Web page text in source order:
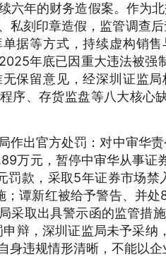
六年的财务造假案。作为
私刻印章造假，监管调查
据等方式，持续虚构销
年底已因重大违法被
保留意见，经深圳证监
序、存货监盘等八大核心
作出官方处罚：对中审华
万元，暂停中审华从事
罚款，采取5年证券市场
；谭新红被给予警告、并
采取出具警示函的监管措
辩，深圳证监局未予采
身违规情形清晰，不能以企